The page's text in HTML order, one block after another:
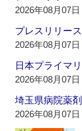
2026年08月07日
プレスリリー
2026年08月07日
日本プライマ
2026年08月07日
埼玉県病院薬
2026年08月07日